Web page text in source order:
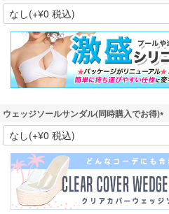
(
必
須
)
ウェッジソールサンダル(同時購入でお得)
(
必
須
)